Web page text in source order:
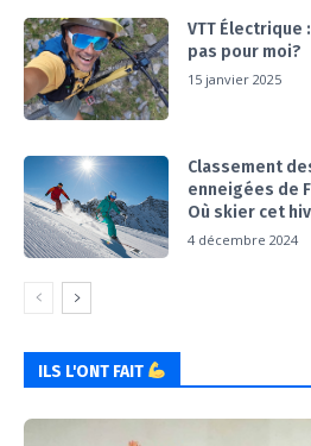
VTT Électrique
pas pour moi?
15 janvier 2025
Classement
enneigées de
Où skier cet
4 décembre 2024
ILS L'ONT FAIT